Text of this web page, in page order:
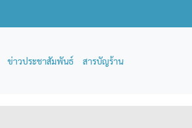
ข่าวประชาสัมพันธ์ สารบัญร้าน